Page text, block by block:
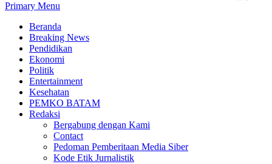
Primary Menu
Beranda
Breaking News
Pendidikan
Ekonomi
Politik
Entertainment
Kesehatan
PEMKO BATAM
Redaksi
Bergabung dengan Kami
Contact
Pedoman Pemberitaan Media Siber
Kode Etik Jurnalistik